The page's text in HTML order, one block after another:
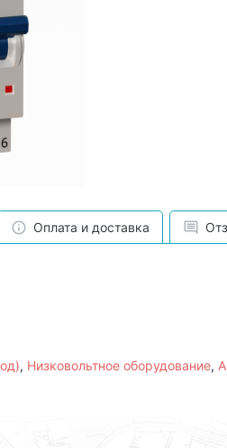
Оплата и доставка
, Низковольтное оборудование,